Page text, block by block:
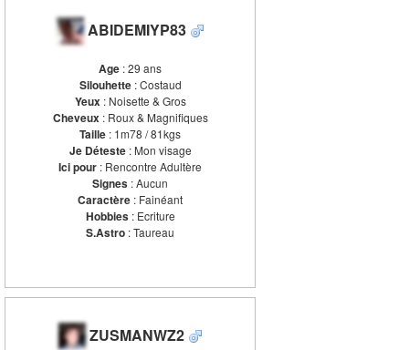
ABIDEMIYP83
Age : 29 ans
Silouhette: Costaud
Yeux : Noisette & Gros
Cheveux : Roux & Magnifiques
Taille : 1m78 / 81kgs
Je Déteste: Mon visage
Ici pour : Rencontre Adultère
Signes : Aucun
Caractère : Fainéant
Hobbies: Ecriture
S.Astro : Taureau
ZUSMANWZ2